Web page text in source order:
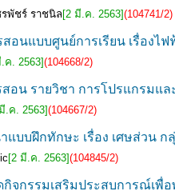
พัชร์ ราชนิล [2 มี.ค. 2563](104741/2)
อนแบบศูนย์การเรียน เรื่องไ
ค. 2563](104668/2)
อน รายวิชา การโปรแกรมแ
.ค. 2563](104667/2)
แบบฝึกทักษะ เรื่อง เศษส่วน
[2 มี.ค. 2563](104845/2)
กิจกรรมเสริมประสบการณ์เ